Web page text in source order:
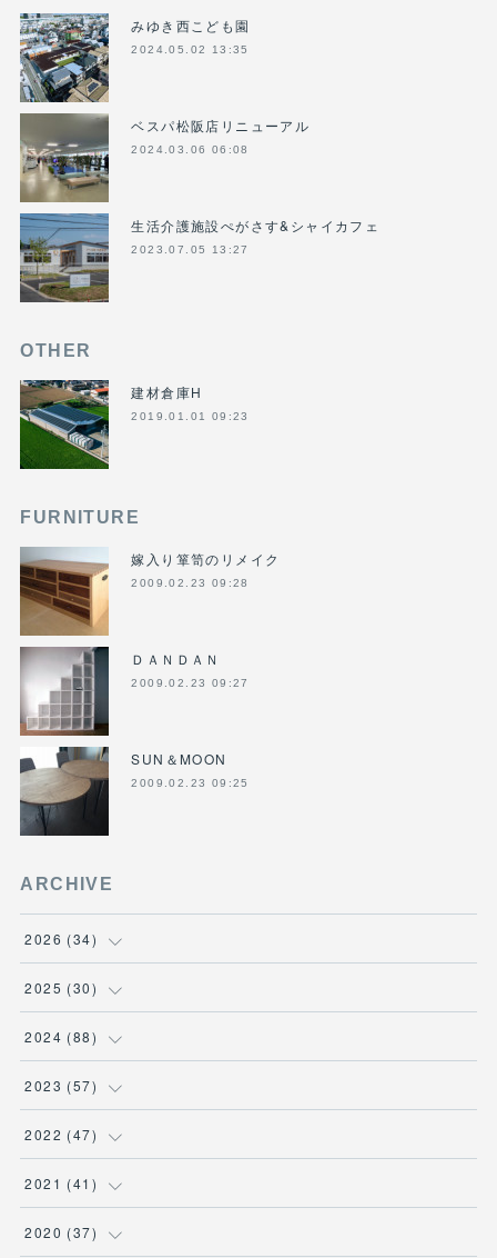
みゆき西こども園
2024.05.02 13:35
ベスパ松阪店リニューアル
2024.03.06 06:08
生活介護施設ぺがさす&シャイカフェ
2023.07.05 13:27
OTHER
建材倉庫H
2019.01.01 09:23
FURNITURE
嫁入り箪笥のリメイク
2009.02.23 09:28
ＤＡＮＤＡＮ
2009.02.23 09:27
SUN＆MOON
2009.02.23 09:25
ARCHIVE
2026 (34)
(1)
(4)
(3)
(5)
2025 (30)
(6)
(4)
(3)
( 2 )
2024 (88)
(7)
(8)
( 9 )
(3)
2023 (57)
(7)
( 6 )
(4)
2022 (47)
(7 )
(7)
2021 (41 )
(2)
2020 (37)